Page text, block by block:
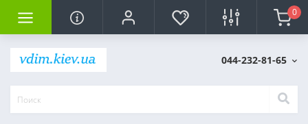
0
044-232-81-65